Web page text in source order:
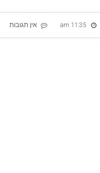
11:35 am אין תגובות